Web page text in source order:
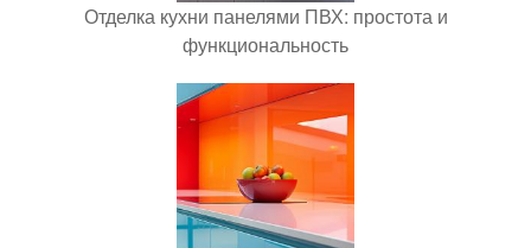
Отделка кухни панелями ПВХ: простота и
функциональность